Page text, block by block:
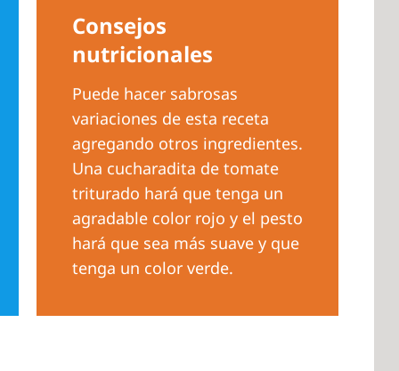
Consejos
nutricionales
Puede hacer sabrosas
variaciones de esta receta
agregando otros ingredientes.
Una cucharadita de tomate
triturado hará que tenga un
agradable color rojo y el pesto
hará que sea más suave y que
tenga un color verde.